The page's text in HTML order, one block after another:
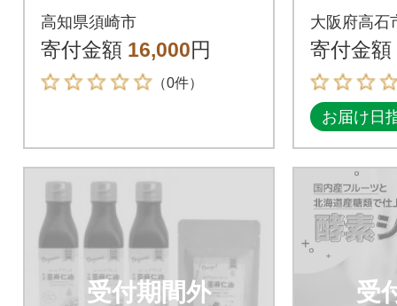
セット
高知県須崎市
寄付金額 16,000円
（0件）
185g・
った亜
【未精
大阪府高石
寄付金額
お届け日
受付期間外 受